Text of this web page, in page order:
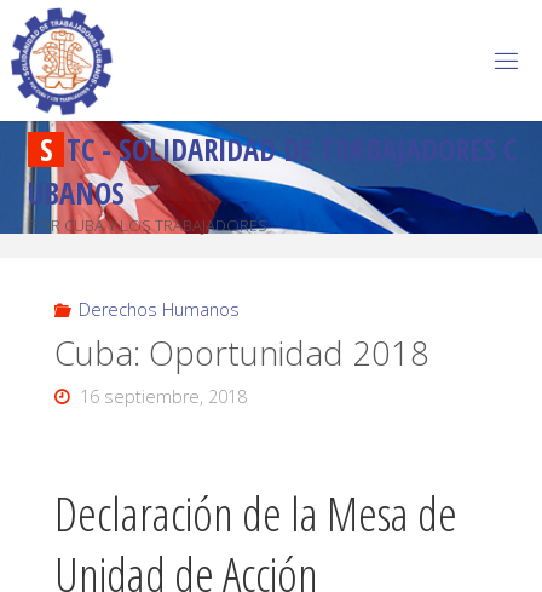
S TC-SOLIDARIDADD R A BAJADORES C
U BANOS
POR CUBA Y LOS TRABAJADORES
Derechos Humanos
Cuba: Oportunidad 2018
16 septiembre, 2018
Declaración de la Mesa de
Unidad de Acción